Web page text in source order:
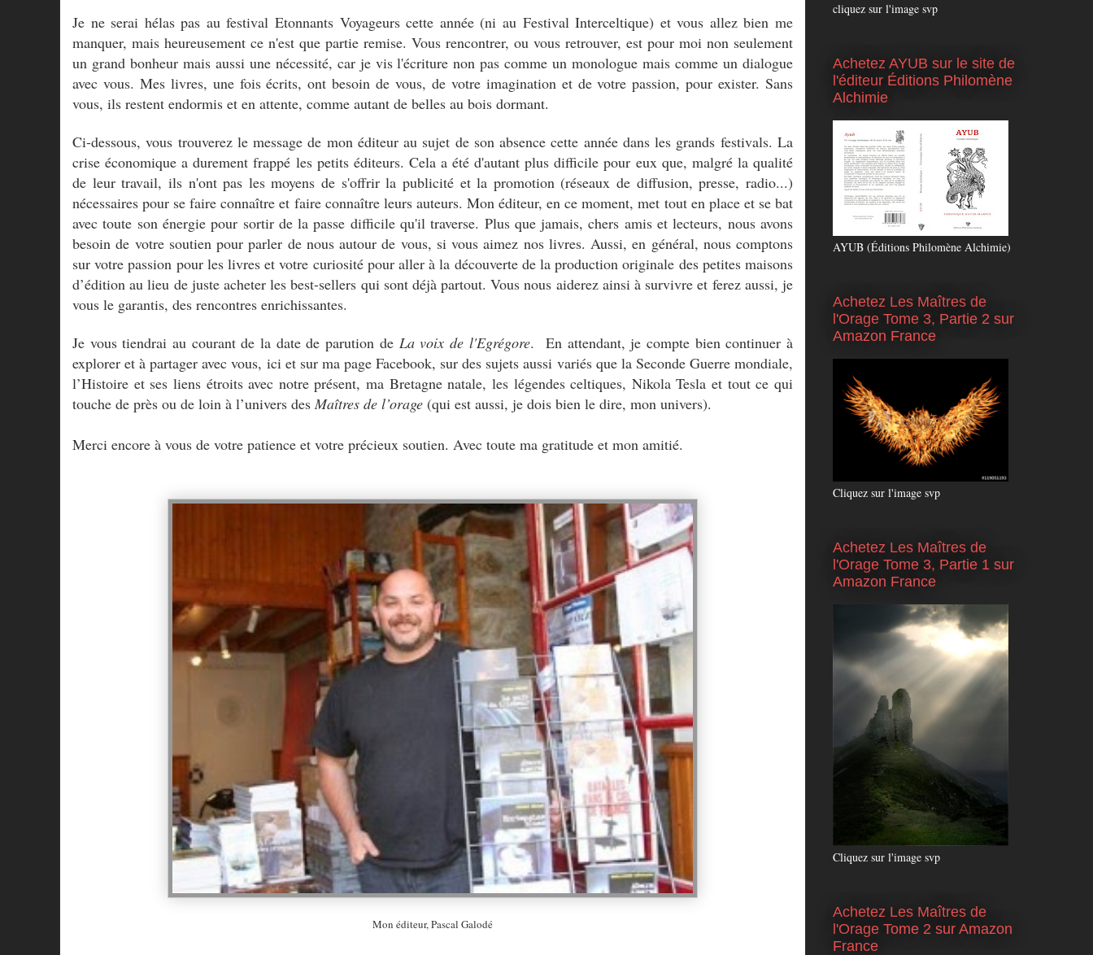
Je ne serai hélas pas au festival Etonnants Voyageurs cette année (ni au Festival Interceltique) et vous allez bien me
manquer, mais heureusement ce n'est que partie remise. Vous rencontrer, ou vous retrouver, est pour moi non seulement
un grand bonheur mais aussi une nécessité, car je vis l'écriture non pas comme un monologue mais comme un dialogue
avec vous. Mes livres, une fois écrits, ont besoin de vous, de votre imagination et de votre passion, pour exister. Sans
vous, ils restent endormis et en attente, comme autant de belles au bois dormant.
Ci-dessous, vous trouverez le message de mon éditeur au sujet de son absence cette année dans les grands festivals. La
crise économique a durement frappé les petits éditeurs. Cela a été d'autant plus difficile pour eux que, malgré la qualité
de leur travail, ils n'ont pas les moyens de s'offrir la publicité et la promotion (réseaux de diffusion, presse, radio...)
nécessaires pour se faire connaître et faire connaître leurs auteurs. Mon éditeur, en ce moment, met tout en place et se bat
avec toute son énergie pour sortir de la passe difficile qu'il traverse. Plus que jamais, chers amis et lecteurs, nous avons
besoin de votre soutien pour parler de nous autour de vous, si vous aimez nos livres. Aussi, en général, nous comptons
sur votre passion pour les livres et votre curiosité pour aller à la découverte de la production originale des petites maisons
d’édition au lieu de juste acheter les best-sellers qui sont déjà partout. Vous nous aiderez ainsi à survivre et ferez aussi, je
vous le garantis, des rencontres enrichissantes.
Je vous tiendrai au courant de la date de parution de La voix de l'Egrégore. En attendant, je compte bien continuer à
explorer et à partager avec vous, ici et sur ma page Facebook, sur des sujets aussi variés que la Seconde Guerre mondiale,
l’Histoire et ses liens étroits avec notre présent, ma Bretagne natale, les légendes celtiques, Nikola Tesla et tout ce qui
touche de près ou de loin à l’univers des Maîtres de l’orage (qui est aussi, je dois bien le dire, mon univers).
Merci encore à vous de votre patience et votre précieux soutien. Avec toute ma gratitude et mon amitié.
Mon éditeur, Pascal Galodé
cliquez sur l'image svp
Achetez AYUB sur le site de
l'éditeur Éditions Philomène
Alchimie
AYUB (Éditions Philomène Alchimie)
Achetez Les Maîtres de
l'Orage Tome 3, Partie 2 sur
Amazon France
Cliquez sur l'image svp
Achetez Les Maîtres de
l'Orage Tome 3, Partie 1 sur
Amazon France
Cliquez sur l'image svp
Achetez Les Maîtres de
l'Orage Tome 2 sur Amazon
France